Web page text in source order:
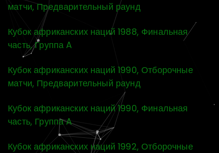
матчи, Предварительный раунд
Кубок африканских наций 1988, Финальная
часть, Группа A
Кубок африканских наций 1990, Отборочные
матчи, Предварительный раунд
Кубок африканских наций 1990, Финальная
часть, Группа A
Кубок африканских наций 1992, Отборочные